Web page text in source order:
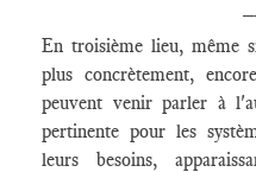
En troisième lieu, même
plus concrètement,
peuvent venir parler à
pertinente pour les
leurs besoins,